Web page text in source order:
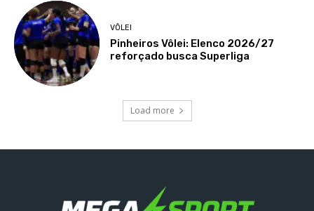
VÔLEI
Pinheiros Vôlei: Elenco 2026/27
reforçado busca Superliga
Load more